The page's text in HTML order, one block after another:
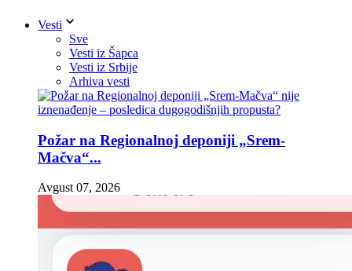
Vesti
Sve
Vesti iz Šapca
Vesti iz Srbije
Arhiva vesti
Požar na Regionalnoj deponiji „Srem-
Mačva“...
Avgust 07, 2026